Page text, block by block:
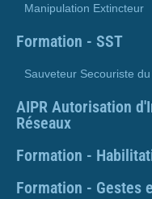
Manipulation Extincteur
Formation - SST
Sauveteur Secouriste
AIPR Autorisation
Réseaux
Formation -
Formation - Gestes